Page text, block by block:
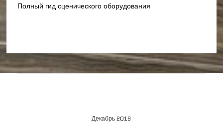
Полный гид сценического оборудования
Декабрь 2019